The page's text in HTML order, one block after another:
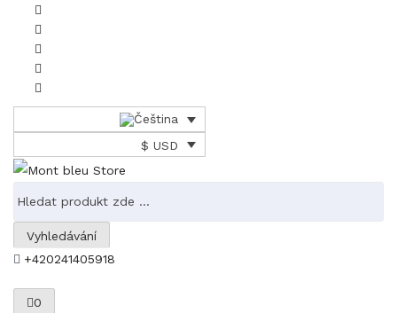
$ USD
Vyhledávání
+420241405918
0